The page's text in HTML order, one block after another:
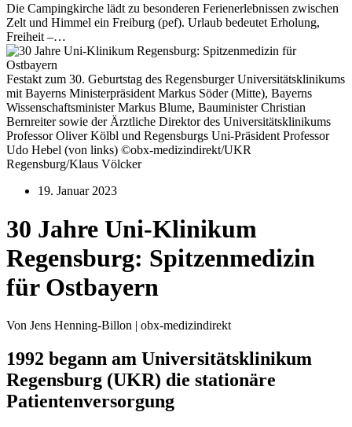
Die Campingkirche lädt zu besonderen Ferienerlebnissen zwischen
Zelt und Himmel ein Freiburg (pef). Urlaub bedeutet Erholung,
Freiheit –…
Festakt zum 30. Geburtstag des Regensburger Universitätsklinikums
mit Bayerns Ministerpräsident Markus Söder (Mitte), Bayerns
Wissenschaftsminister Markus Blume, Bauminister Christian
Bernreiter sowie der Ärztliche Direktor des Universitätsklinikums
Professor Oliver Kölbl und Regensburgs Uni-Präsident Professor
Udo Hebel (von links) ©obx-medizindirekt/UKR
Regensburg/Klaus Völcker
19. Januar 2023
30 Jahre Uni-Klinikum
Regensburg: Spitzenmedizin
für Ostbayern
Von Jens Henning-Billon | obx-medizindirekt
1992 begann am Universitätsklinikum
Regensburg (UKR) die stationäre
Patientenversorgung